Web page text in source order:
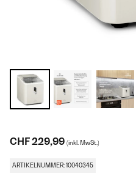
CHF 229,99 (inkl. MwSt.)
ARTIKELNUMMER: 10040345